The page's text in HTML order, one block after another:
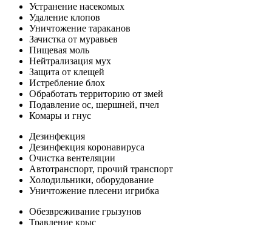
Устранение насекомых
Удаление клопов
Уничтожение тараканов
Зачистка от муравьев
Пищевая моль
Нейтрализация мух
Защита от клещей
Истребление блох
Обработать территорию от змей
Подавление ос, шершней, пчел
Комары и гнус
Дезинфекция
Дезинфекция коронавируса
Очистка вентеляции
Автотранспорт, прочий транспорт
Холодильники, оборудование
Уничтожение плесени игрибка
Обезвреживание грызунов
Травление крыс